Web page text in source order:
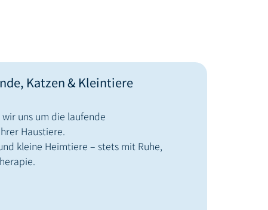
Katzen & Kleintiere
uns um die laufende
Haustiere.
kleine Heimtiere – stets mit Ruhe,